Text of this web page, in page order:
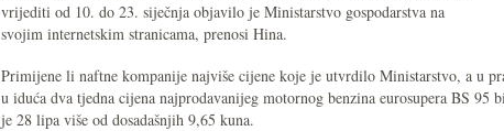
vrijediti od 10. do 23. siječnja objavilo je Ministarstvo gospodarstva na
svojim internetskim stranicama, prenosi Hina.
Primijene li naftne kompanije najviše cijene koje je utvrdilo Ministarstvo, a u
u iduća dva tjedna cijena najprodavanijeg motornog benzina eurosupera BS 95
je 28 lipa više od dosadašnjih 9,65 kuna.